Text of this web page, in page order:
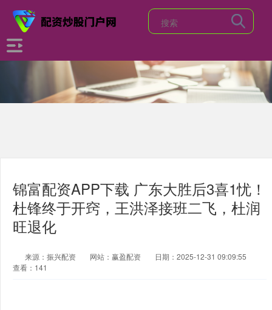
锦富配资APP下载 广东大胜后3喜1忧！
杜锋终于开窍，王洪泽接班二飞，杜润
旺退化
来源：振兴配资 网站：赢盈配资
日期：2025-12-31 09:09:55
查看：141